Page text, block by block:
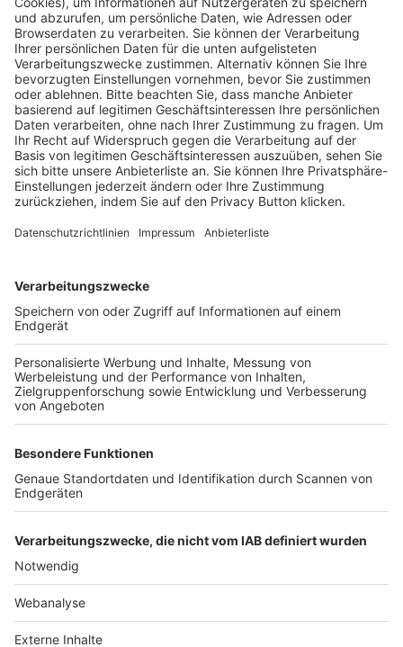
Pässe und Vereinswechsel
Trainerausbildung
Schulungsangebot Vereinsmitarbeiter
BFV-Geschäftsstellen
Trainerbörse
Login SpielPlus
FOLGE DEM BFV
TOP-VEREINE
TOP-PARTNER
Nutzungsbedingungen Datenschutz Impressum